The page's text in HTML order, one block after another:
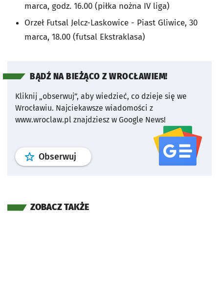
marca, godz. 16.00 (piłka nożna IV liga)
Orzeł Futsal Jelcz-Laskowice - Piast Gliwice, 30
marca, 18.00 (futsal Ekstraklasa)
BĄDŹ NA BIEŻĄCO Z WROCŁAWIEM!
Kliknij „obserwuj”, aby wiedzieć, co dzieje się we
Wrocławiu. Najciekawsze wiadomości z
www.wroclaw.pl znajdziesz w Google News!
Obserwuj profil serwisu
ZOBACZ TAKŻE